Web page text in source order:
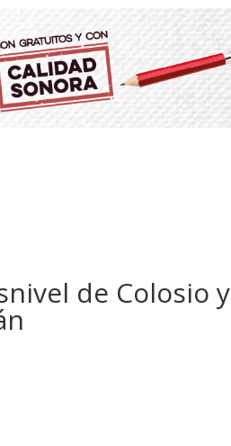
de Colosio y